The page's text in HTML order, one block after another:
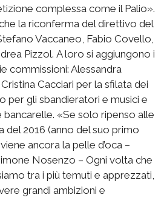
complessa come il Palio».
la riconferma del direttivo del
Vaccaneo, Fabio Covello,
Pizzol. A loro si aggiungono i
commissioni: Alessandra
Cacciari per la sfilata dei
per gli sbandieratori e musici e
«Se solo ripenso alle
del 2016 (anno del suo primo
ancora la pelle d’oca –
Nosenzo – Ogni volta che
tra i più temuti e apprezzati,
grandi ambizioni e